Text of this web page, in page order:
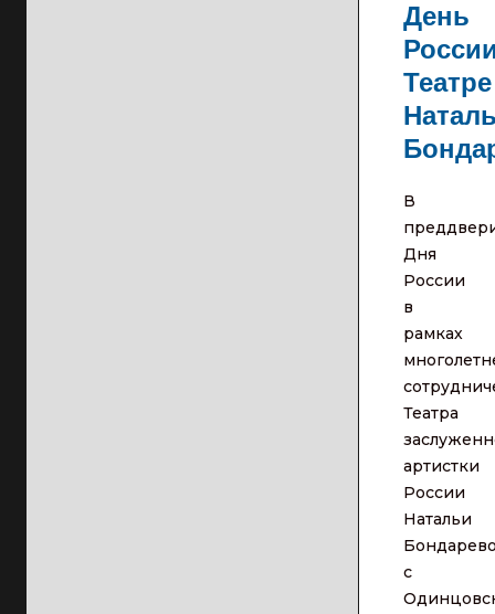
День
Театре
В
Дня
России
в
рамках
Театра
артистки
России
Натальи
с